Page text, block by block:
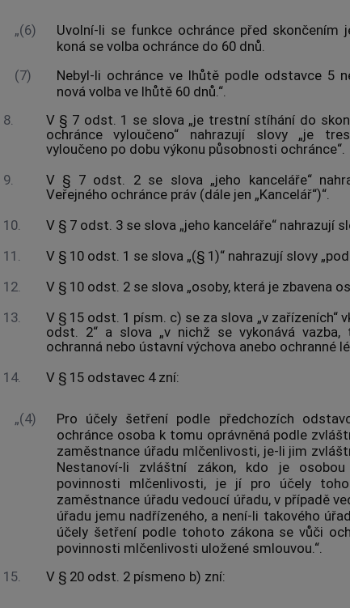
„(6)
Uvolní-li se funkce ochránce před skončením
koná se volba ochránce do 60 dnů.
(7)
Nebyl-li ochránce ve lhůtě podle odstavce 5
nová volba ve lhůtě 60 dnů.“.
8.
V § 7 odst. 1 se slova „je trestní stíhání do
ochránce vyloučeno“ nahrazují slovy „je
vyloučeno po dobu výkonu působnosti ochránce“.
9.
V § 7 odst. 2 se slova „jeho kanceláře“
Veřejného ochránce práv (dále jen „Kancelář“)“.
10.
V § 7 odst. 3 se slova „jeho kanceláře“ nahrazují
11.
V § 10 odst. 1 se slova „(§ 1)“ nahrazují slovy
12.
V § 10 odst. 2 se slova „osoby, která je zbavena
13.
V § 15 odst. 1 písm. c) se za slova „v zařízeních“
odst. 2“ a slova „v nichž se vykonává
ochranná nebo ústavní výchova anebo ochranné
14.
V § 15 odstavec 4 zní:
„(4)
Pro účely šetření podle předchozích
ochránce osoba k tomu oprávněná podle
zaměstnance úřadu mlčenlivosti, je-li jim
Nestanoví-li zvláštní zákon, kdo je
povinnosti mlčenlivosti, je jí pro účely
zaměstnance úřadu vedoucí úřadu, v případě
úřadu jemu nadřízeného, a není-li takového
účely šetření podle tohoto zákona se vůči
povinnosti mlčenlivosti uložené smlouvou.“.
15.
V § 20 odst. 2 písmeno b) zní: